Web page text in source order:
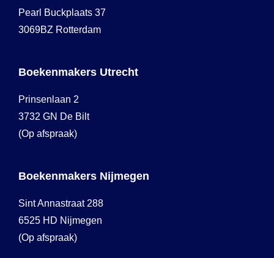
Pearl Buckplaats 37
3069BZ Rotterdam
Boekenmakers Utrecht
Prinsenlaan 2
3732 GN De Bilt
(Op afspraak)
Boekenmakers Nijmegen
Sint Annastraat 288
6525 HD Nijmegen
(Op afspraak)